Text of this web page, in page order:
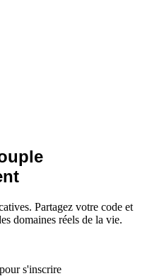
Partagez votre code et
domaines réels de la vie.
s'inscrire